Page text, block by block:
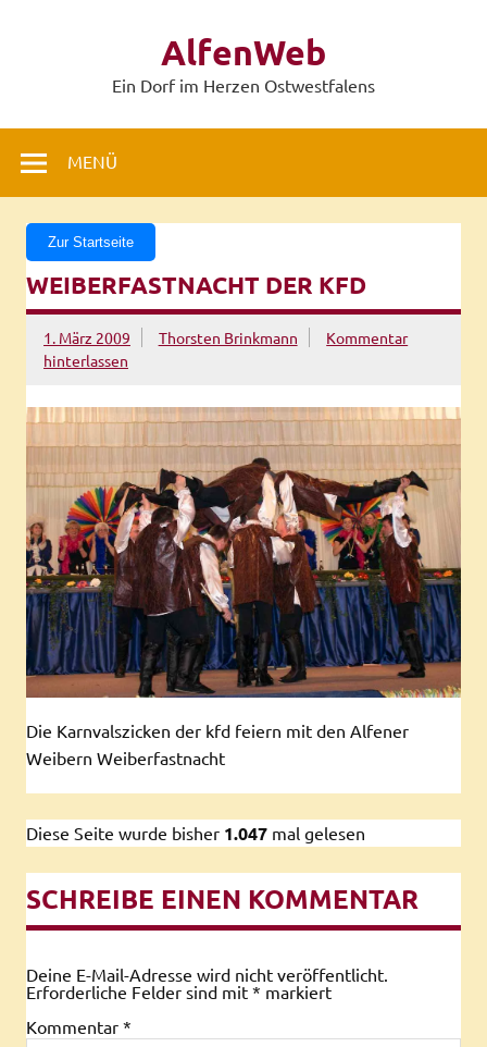
AlfenWeb
Ein Dorf im Herzen Ostwestfalens
MENÜ
Zur Startseite
WEIBERFASTNACHT DER KFD
1. März 2009 Thorsten Brinkmann
Kommentar
hinterlassen
Die Karnvalszicken der kfd feiern mit den Alfener
Weibern Weiberfastnacht
Diese Seite wurde bisher 1.047 mal gelesen
SCHREIBE EINEN KOMMENTAR
Deine E-Mail-Adresse wird nicht veröffentlicht.
Erforderliche Felder sind mit * markiert
Kommentar *